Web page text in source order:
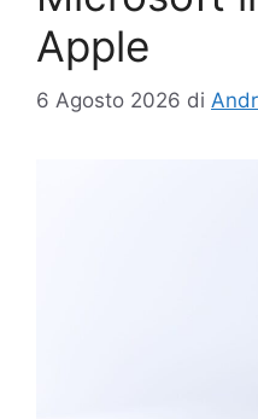
Apple
6 Agosto 2026 di